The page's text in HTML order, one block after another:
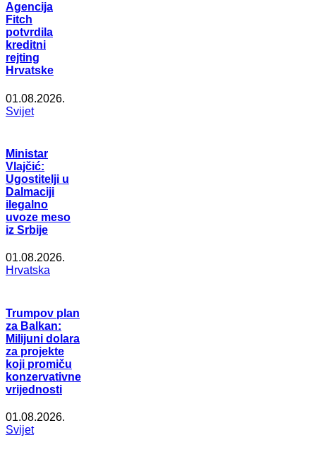
Agencija
Fitch
potvrdila
kreditni
rejting
Hrvatske
01.08.2026.
Svijet
Ministar
Vlajčić:
Ugostitelji u
Dalmaciji
ilegalno
uvoze meso
iz Srbije
01.08.2026.
Hrvatska
Trumpov plan
za Balkan:
Milijuni dolara
za projekte
koji promiču
konzervativne
vrijednosti
01.08.2026.
Svijet